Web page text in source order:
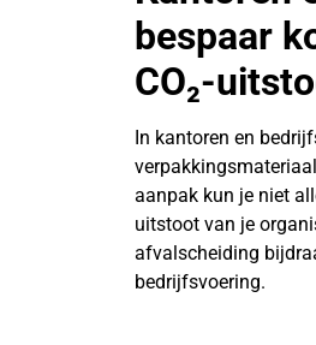
bespaar
CO₂-
In kantoren en
aanpak kun je niet
uitstoot van je
afvalscheiding
bedrijfsvoering.